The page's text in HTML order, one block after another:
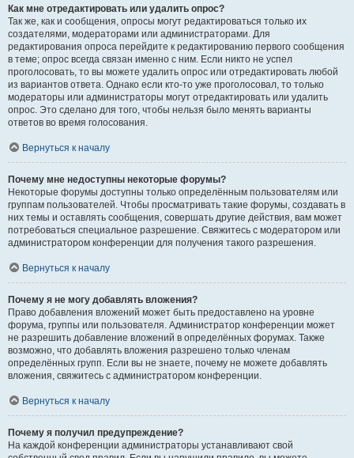
Как мне отредактировать или удалить опрос?
Так же, как и сообщения, опросы могут редактироваться только их
создателями, модераторами или администраторами. Для
редактирования опроса перейдите к редактированию первого сообщения
в теме; опрос всегда связан именно с ним. Если никто не успел
проголосовать, то вы можете удалить опрос или отредактировать любой
из вариантов ответа. Однако если кто-то уже проголосовал, то только
модераторы или администраторы могут отредактировать или удалить
опрос. Это сделано для того, чтобы нельзя было менять варианты
ответов во время голосования.
Вернуться к началу
Почему мне недоступны некоторые форумы?
Некоторые форумы доступны только определённым пользователям или
группам пользователей. Чтобы просматривать такие форумы, создавать в
них темы и оставлять сообщения, совершать другие действия, вам может
потребоваться специальное разрешение. Свяжитесь с модератором или
администратором конференции для получения такого разрешения.
Вернуться к началу
Почему я не могу добавлять вложения?
Право добавления вложений может быть предоставлено на уровне
форума, группы или пользователя. Администратор конференции может
не разрешить добавление вложений в определённых форумах. Также
возможно, что добавлять вложения разрешено только членам
определённых групп. Если вы не знаете, почему не можете добавлять
вложения, свяжитесь с администратором конференции.
Вернуться к началу
Почему я получил предупреждение?
На каждой конференции администраторы устанавливают свой